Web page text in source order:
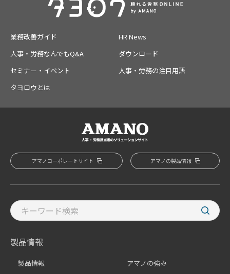
業務改善ガイド
HR News
人事・労務なんでもQ&A
ダウンロード
セミナー・イベント
人事・労務の注目用語
タヨロウとは
アマノコーポレートサイト アマノの製品情報
製品情報
製品情報
アマノの強み